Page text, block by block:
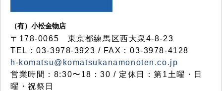
（有）小松金物店
〒178-0065 東京都練馬区西大泉4-8-23
TEL：03-3978-3923 / FAX：03-3978-4128
h-komatsu@komatsukanamonoten.co.jp
営業時間：8:30〜18：30 / 定休日：第1土曜・日
曜・祝祭日